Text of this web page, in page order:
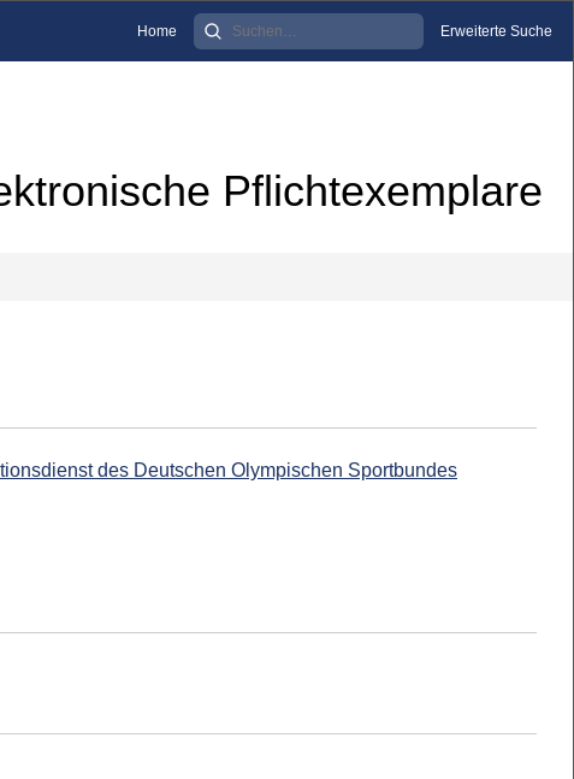
Home Erweiterte Suche
Pflichtexemplare
des Deutschen Olympischen Sportbundes